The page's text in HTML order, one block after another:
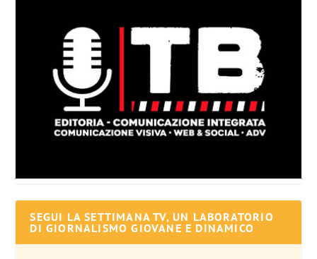
SEGUI LA SETTIMANA TV, UN LABORATORIO
DI GIORNALISMO GIOVANE E DINAMICO